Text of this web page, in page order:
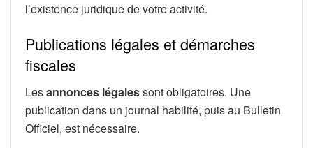
l’existence juridique de votre activité.
Publications légales et démarches
fiscales
Lesannonces légalessont obligatoires. Une
publication dans un journal habilité, puis au Bulletin
Officiel, est nécessaire.